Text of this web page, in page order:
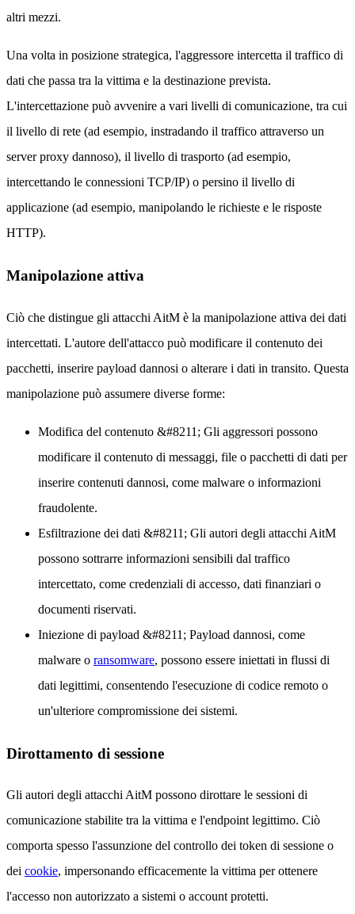
altri mezzi.
Una volta in posizione strategica, l'aggressore intercetta il traffico di
dati che passa tra la vittima e la destinazione prevista.
L'intercettazione può avvenire a vari livelli di comunicazione, tra cui
il livello di rete (ad esempio, instradando il traffico attraverso un
server proxy dannoso), il livello di trasporto (ad esempio,
intercettando le connessioni TCP/IP) o persino il livello di
applicazione (ad esempio, manipolando le richieste e le risposte
HTTP).
Manipolazione attiva
Ciò che distingue gli attacchi AitM è la manipolazione attiva dei dati
intercettati. L'autore dell'attacco può modificare il contenuto dei
pacchetti, inserire payload dannosi o alterare i dati in transito. Questa
manipolazione può assumere diverse forme:
Modifica del contenuto &#8211; Gli aggressori possono
modificare il contenuto di messaggi, file o pacchetti di dati per
inserire contenuti dannosi, come malware o informazioni
fraudolente.
Esfiltrazione dei dati &#8211; Gli autori degli attacchi AitM
possono sottrarre informazioni sensibili dal traffico
intercettato, come credenziali di accesso, dati finanziari o
documenti riservati.
Iniezione di payload &#8211; Payload dannosi, come
malware o ransomware, possono essere iniettati in flussi di
dati legittimi, consentendo l'esecuzione di codice remoto o
un'ulteriore compromissione dei sistemi.
Dirottamento di sessione
Gli autori degli attacchi AitM possono dirottare le sessioni di
comunicazione stabilite tra la vittima e l'endpoint legittimo. Ciò
comporta spesso l'assunzione del controllo dei token di sessione o
dei cookie, impersonando efficacemente la vittima per ottenere
l'accesso non autorizzato a sistemi o account protetti.